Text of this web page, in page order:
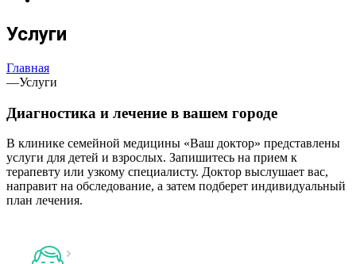
Услуги
Главная
—Услуги
Диагностика и лечение в вашем городе
В клинике семейной медицины «Ваш доктор» представлены
услуги для детей и взрослых. Запишитесь на прием к
терапевту или узкому специалисту. Доктор выслушает вас,
направит на обследование, а затем подберет индивидуальный
план лечения.